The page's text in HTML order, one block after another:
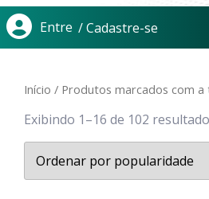
Entre / Cadastre-se
Início / Produtos marcados com a
Exibindo 1–16 de 102